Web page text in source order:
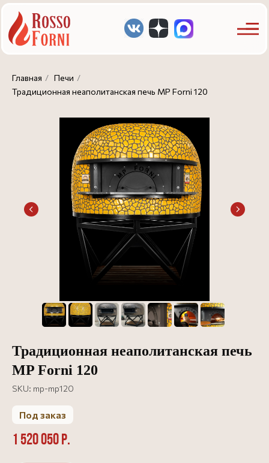
Главная / Печи /
Традиционная неаполитанская печь MP Forni 120
Традиционная неаполитанская печь
MP Forni 120
SKU: mp-mp120
Под заказ
1 520 050р.